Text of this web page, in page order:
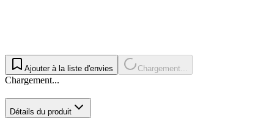
Ajouter à la liste d'envies Chargement...
Chargement...
Détails du produit